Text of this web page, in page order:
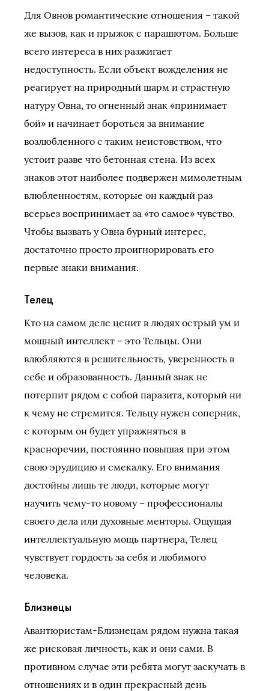
Для Овнов романтические отношения – такой
же вызов, как и прыжок с парашютом. Больше
всего интереса в них разжигает
недоступность. Если объект вожделения не
реагирует на природный шарм и страстную
натуру Овна, то огненный знак «принимает
бой» и начинает бороться за внимание
возлюбленного с таким неистовством, что
устоит разве что бетонная стена. Из всех
знаков этот наиболее подвержен мимолетным
влюбленностям, которые он каждый раз
всерьез воспринимает за «то самое» чувство.
Чтобы вызвать у Овна бурный интерес,
достаточно просто проигнорировать его
первые знаки внимания.
Телец
Кто на самом деле ценит в людях острый ум и
мощный интеллект – это Тельцы. Они
влюбляются в решительность, уверенность в
себе и образованность. Данный знак не
потерпит рядом с собой паразита, который ни
к чему не стремится. Тельцу нужен соперник,
с которым он будет упражняться в
красноречии, постоянно повышая при этом
свою эрудицию и смекалку. Его внимания
достойны лишь те люди, которые могут
научить чему-то новому – профессионалы
своего дела или духовные менторы. Ощущая
интеллектуальную мощь партнера, Телец
чувствует гордость за себя и любимого
человека.
Близнецы
Авантюристам-Близнецам рядом нужна такая
же рисковая личность, как и они сами. В
противном случае эти ребята могут заскучать в
отношениях и в один прекрасный день